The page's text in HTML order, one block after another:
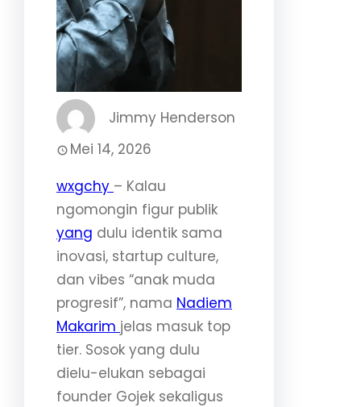
Jimmy Henderson
Mei 14, 2026
wxgchy – Kalau
ngomongin figur publik
yang dulu identik sama
inovasi, startup culture,
dan vibes “anak muda
progresif”, nama Nadiem
Makarim jelas masuk top
tier. Sosok yang dulu
dielu-elukan sebagai
founder Gojek sekaligus